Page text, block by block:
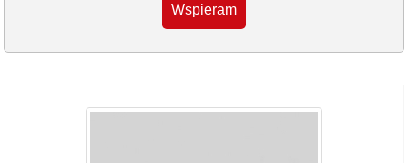
Wspieram